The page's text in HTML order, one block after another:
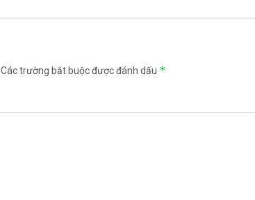
Các trường bắt buộc được đánh dấu *